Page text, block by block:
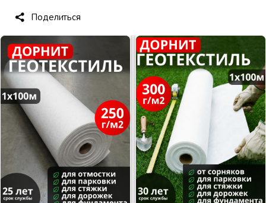
Поделиться